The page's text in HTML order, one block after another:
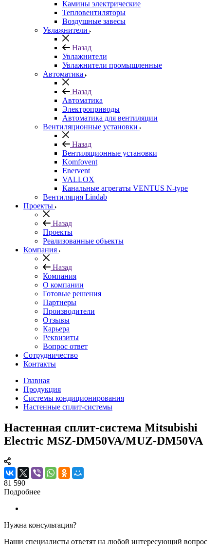
Камины электрические
Тепловентиляторы
Воздушные завесы
Увлажнители
Назад
Увлажнители
Увлажнители промышленные
Автоматика
Назад
Автоматика
Электроприводы
Автоматика для вентиляции
Вентиляционные установки
Назад
Вентиляционные установки
Komfovent
Enervent
VALLOX
Канальные агрегаты VENTUS N-type
Вентиляция Lindab
Проекты
Назад
Проекты
Реализованные объекты
Компания
Назад
Компания
О компании
Готовые решения
Партнеры
Производители
Отзывы
Карьера
Реквизиты
Вопрос ответ
Сотрудничество
Контакты
Главная
Продукция
Системы кондиционирования
Настенные сплит-системы
Настенная сплит-система Mitsubishi
Electric MSZ-DM50VA/MUZ-DM50VA
81 590
Подробнее
Нужна консультация?
Наши специалисты ответят на любой интересующий вопрос